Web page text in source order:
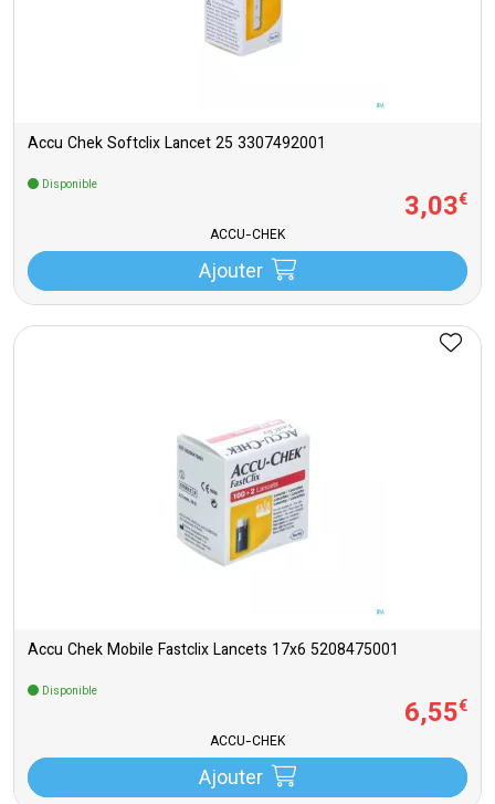
Accu Chek Softclix Lancet 25 3307492001
Disponible
3,03€
ACCU-CHEK
Ajouter
Accu Chek Mobile Fastclix Lancets 17x6 5208475001
Disponible
6,55€
ACCU-CHEK
Ajouter